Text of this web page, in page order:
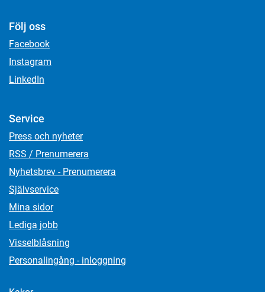
Följ oss
Facebook
Instagram
LinkedIn
Service
Press och nyheter
RSS / Prenumerera
Nyhetsbrev - Prenumerera
Självservice
Mina sidor
Lediga jobb
Visselblåsning
Personalingång - inloggning